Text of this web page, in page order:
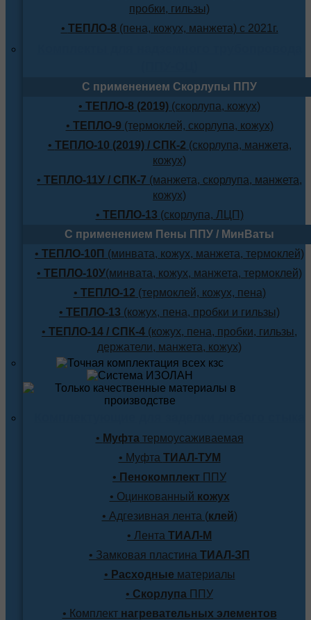
пробки, гильзы)
• ТЕПЛО-8 (пена, кожух, манжета) с 2021г.
С применением Скорлупы ППУ
• ТЕПЛО-8 (2019) (скорлупа, кожух)
• ТЕПЛО-9 (термоклей, скорлупа, кожух)
• ТЕПЛО-10 (2019) / СПК-2 (скорлупа, манжета,
кожух)
• ТЕПЛО-11У / СПК-7 (манжета, скорлупа, манжета,
кожух)
• ТЕПЛО-13 (скорлупа, ЛЦП)
С применением Пены ППУ / МинВаты
• ТЕПЛО-10П (минвата, кожух, манжета, термоклей)
• ТЕПЛО-10У(минвата, кожух, манжета, термоклей)
• ТЕПЛО-12 (термоклей, кожух, пена)
• ТЕПЛО-13 (кожух, пена, пробки и гильзы)
• ТЕПЛО-14 / СПК-4 (кожух, пена, пробки, гильзы,
держатели, манжета, кожух)
• Муфтатермоусаживаемая
• Муфта ТИАЛ-ТУМ
• Пенокомплект ППУ
• Оцинкованный кожух
• Адгезивная лента (клей)
• Лента ТИАЛ-М
• Замковая пластина ТИАЛ-ЗП
• Расходные материалы
• Скорлупа ППУ
• Комплектнагревательных элементов